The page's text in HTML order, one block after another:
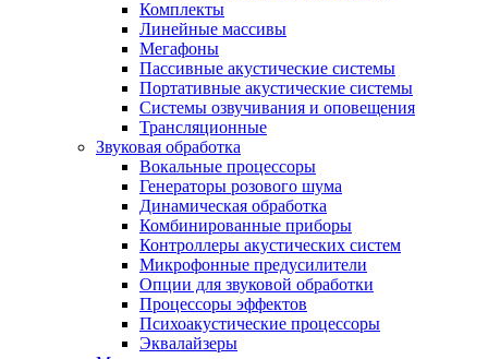
Комплекты
Линейные массивы
Мегафоны
Пассивные акустические системы
Портативные акустические системы
Системы озвучивания и оповещения
Трансляционные
Звуковая обработка
Вокальные процессоры
Генераторы розового шума
Динамическая обработка
Комбинированные приборы
Контроллеры акустических систем
Микрофонные предусилители
Опции для звуковой обработки
Процессоры эффектов
Психоакустические процессоры
Эквалайзеры